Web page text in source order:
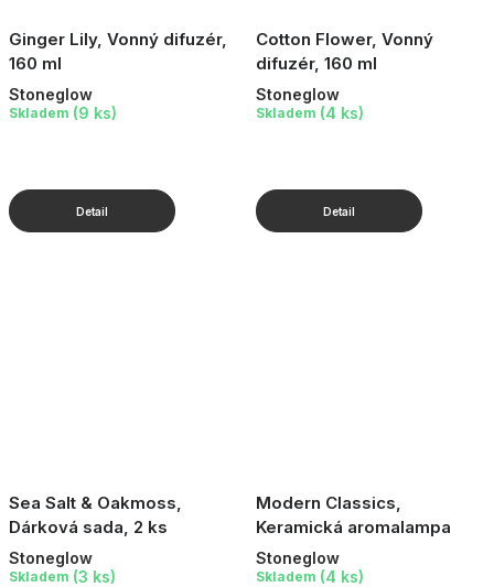
Ginger Lily, Vonný difuzér,
160 ml
Stoneglow
Skladem (9 ks)
Cotton Flower, Vonný
difuzér, 160 ml
Stoneglow
Skladem (4 ks)
Sea Salt & Oakmoss,
Dárková sada, 2 ks
Stoneglow
Skladem (3 ks)
Modern Classics,
Keramická aromalampa
Stoneglow
Skladem (4 ks)